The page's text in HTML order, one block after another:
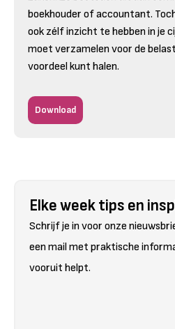
boekhouder of accountant.
ook zélf inzicht te hebben in je
moet verzamelen voor de
voordeel kunt halen.
Download
Elke week tips en
Schrijf je in voor onze
een mail met praktische
vooruit helpt.